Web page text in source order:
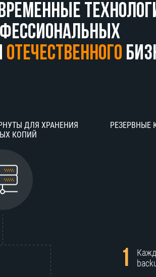
отечественного
ДЛЯ ХРАНЕНИЯ
КОПИЙ
РЕЗЕРВНЫЕ
1